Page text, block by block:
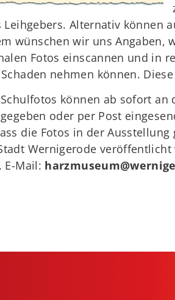
Alternativ können
wünschen wir uns Angaben,
Fotos einscannen und in
nehmen können.
können ab sofort an
oder per Post
die Fotos in der
Wernigerode
E-Mail: